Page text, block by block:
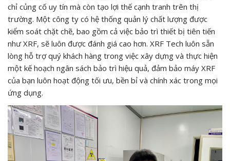
chỉ củng cố uy tín mà còn tạo lợi thế cạnh tranh trên thị
trường. Một công ty có hệ thống quản lý chất lượng được
kiểm soát chặt chẽ, bao gồm cả việc bảo trì thiết bị tiên tiến
như XRF, sẽ luôn được đánh giá cao hơn. XRF Tech luôn sẵn
lòng hỗ trợ quý khách hàng trong việc xây dựng và thực hiện
một kế hoạch ngân sách bảo trì hiệu quả, đảm bảo máy XRF
của bạn luôn hoạt động tối ưu, bền bỉ và chính xác trong mọi
ứng dụng.